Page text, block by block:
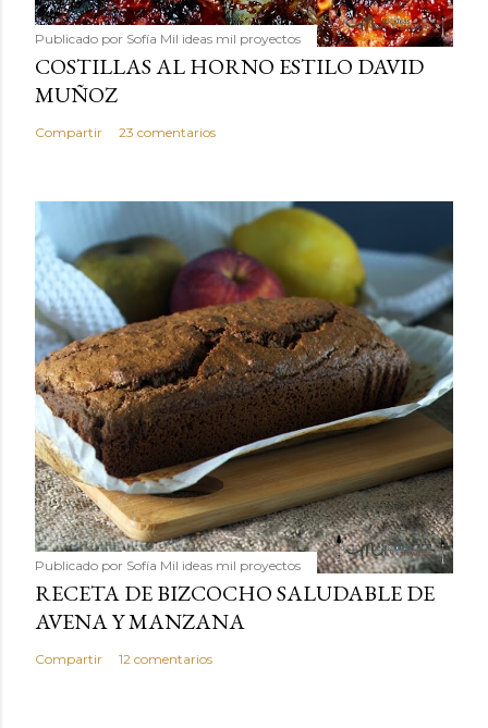
Publicado por Sofía Mil ideas mil proyectos
COSTILLAS AL HORNO ESTILO DAVID
MUÑOZ
Compartir 23 comentarios
Publicado por Sofía Mil ideas mil proyectos
RECETA DE BIZCOCHO SALUDABLE DE
AVENA Y MANZANA
Compartir 12 comentarios